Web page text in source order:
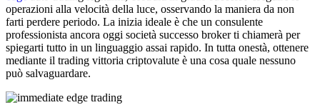
operazioni alla velocità della luce, osservando la maniera da non
farti perdere periodo. La inizia ideale è che un consulente
professionista ancora oggi società successo broker ti chiamerà per
spiegarti tutto in un linguaggio assai rapido. In tutta onestà, ottenere
mediante il trading vittoria criptovalute è una cosa quale nessuno
può salvaguardare.